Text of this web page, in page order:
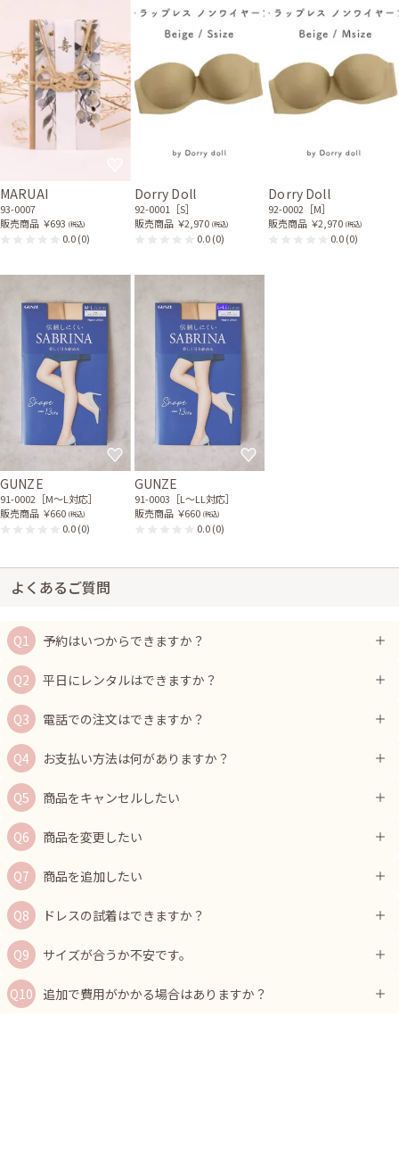
MARUAI
93-0007
販売商品 ￥693 (税込)
0.0(0)
Dorry Doll
92-0001［S］
販売商品 ￥2,970 (税込)
0.0(0)
Dorry Doll
92-0002［M］
販売商品 ￥2,970 (税込)
0.0(0)
GUNZE
91-0002［M〜L対応］
販売商品 ￥660 (税込)
0.0(0)
GUNZE
91-0003［L〜LL対応］
販売商品 ￥660 (税込)
0.0(0)
よくあるご質問
予約はいつからできますか？
平日にレンタルはできますか？
電話での注文はできますか？
お支払い方法は何がありますか？
商品をキャンセルしたい
商品を変更したい
商品を追加したい
ドレスの試着はできますか？
サイズが合うか不安です。
追加で費用がかかる場合はありますか？